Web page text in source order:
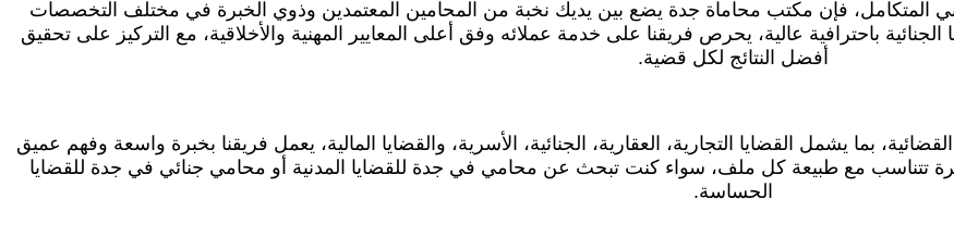
المتكامل، فإن مكتب محاماة جدة يضع بين يديك نخبة من المحامين المعتمدين وذوي الخبرة في مختلف التخصصات
باحترافية عالية، يحرص فريقنا على خدمة عملائه وفق أعلى المعايير المهنية والأخلاقية، مع التركيز على تحقيق
أفضل النتائج لكل قضية.
بما يشمل القضايا التجارية، العقارية، الجنائية، الأسرية، والقضايا المالية، يعمل فريقنا بخبرة واسعة وفهم عميق
تتناسب مع طبيعة كل ملف، سواء كنت تبحث عن محامي في جدة للقضايا المدنية أو محامي جنائي في جدة للقضايا
الحساسة.